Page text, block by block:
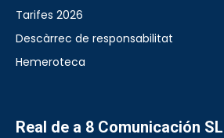
Tarifes 2026
Descàrrec de responsabilitat
Hemeroteca
Real de a 8 Comunicación SL